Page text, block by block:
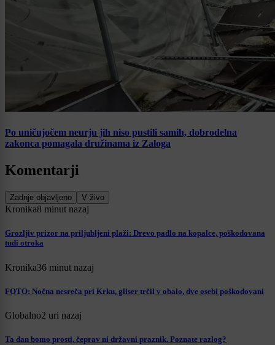
Po uničujočem neurju jih niso pustili samih, dobrodelna
zakonca pomagala družinama iz Zaloga
Komentarji
Zadnje objavljeno V živo
Kronika8 minut nazaj
Grozljiv prizor na priljubljeni plaži: Drevo padlo na kopalce, poškodovana
tudi otroka
Kronika36 minut nazaj
FOTO: Nočna nesreča pri Krku, gliser trčil v obalo, dve osebi poškodovani
Globalno2 uri nazaj
Ta dan bomo prosti, čeprav ni državni praznik. Poznate razlog?